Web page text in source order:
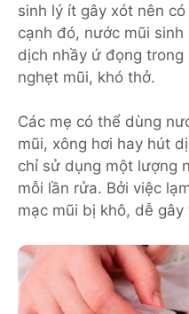
sinh lý ít gây xót nên
cạnh đó, nước mũi
dịch nhầy ứ đọng
nghẹt mũi, khó thở.
Các mẹ có thể dùng
mũi, xông hơi hay hút
chỉ sử dụng một lượng
mỗi lần rửa. Bởi việc
mạc mũi bị khô, dễ